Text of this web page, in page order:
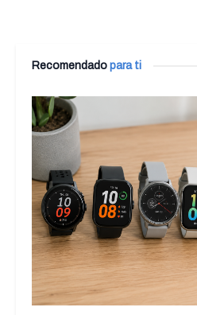
Recomendado para ti